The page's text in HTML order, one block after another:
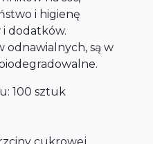
i higienę
i dodatków.
odnawialnych, są w
100 sztuk